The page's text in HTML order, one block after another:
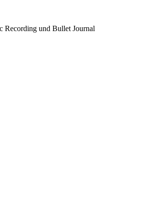
Recording und Bullet Journal